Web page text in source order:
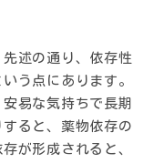
述の通り、 依存性
いう点にあります。
易な気持ちで長期
ると、薬物依存の
が形成されると、